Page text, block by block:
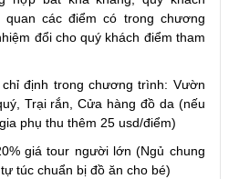
các điểm có trong chương
đổi cho quý khách điểm tham
định trong chương trình: Vườn
Trại rắn, Cửa hàng đồ da (nếu
phụ thu thêm 25 usd/điểm)
giá tour người lớn (Ngủ chung
túc chuẩn bị đồ ăn cho bé)